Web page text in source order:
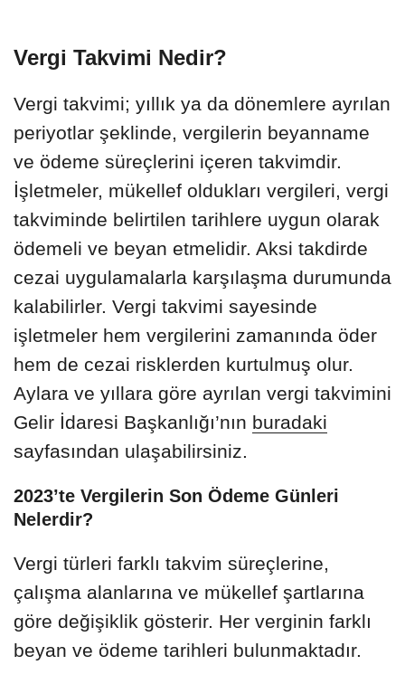
Vergi Takvimi Nedir?
Vergi takvimi; yıllık ya da dönemlere ayrılan
periyotlar şeklinde, vergilerin beyanname
ve ödeme süreçlerini içeren takvimdir.
İşletmeler, mükellef oldukları vergileri, vergi
takviminde belirtilen tarihlere uygun olarak
ödemeli ve beyan etmelidir. Aksi takdirde
cezai uygulamalarla karşılaşma durumunda
kalabilirler. Vergi takvimi sayesinde
işletmeler hem vergilerini zamanında öder
hem de cezai risklerden kurtulmuş olur.
Aylara ve yıllara göre ayrılan vergi takvimini
Gelir İdaresi Başkanlığı’nın buradaki
sayfasından ulaşabilirsiniz.
2023’te Vergilerin Son Ödeme Günleri
Nelerdir?
Vergi türleri farklı takvim süreçlerine,
çalışma alanlarına ve mükellef şartlarına
göre değişiklik gösterir. Her verginin farklı
beyan ve ödeme tarihleri bulunmaktadır.